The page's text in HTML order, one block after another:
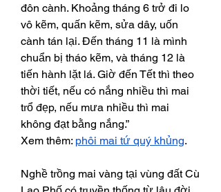
đôn cành. Khoảng tháng 6 trở đi lo
vô kẽm, quấn kẽm, sửa dây, uốn
cành tán lại. Đến tháng 11 là mình
chuẩn bị tháo kẽm, và tháng 12 là
tiến hành lặt lá. Giờ đến Tết thì theo
thời tiết, nếu có nắng nhiều thì mai
trổ đẹp, nếu mưa nhiều thì mai
không đạt bằng nắng.”
Xem thêm: phôi mai tứ quý khủng.
Nghề trồng mai vàng tại vùng đất Cù